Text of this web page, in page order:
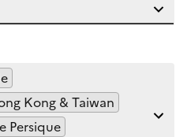
Kong & Taiwan
Persique